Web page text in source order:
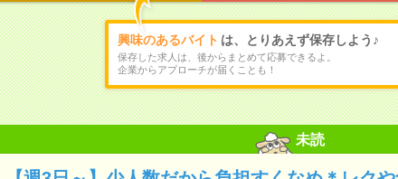
興味のあるバイト は、とりあえず保存しよう♪
保存した求人は、後からまとめて応募できるよ。
企業からアプローチが届くことも！
未読